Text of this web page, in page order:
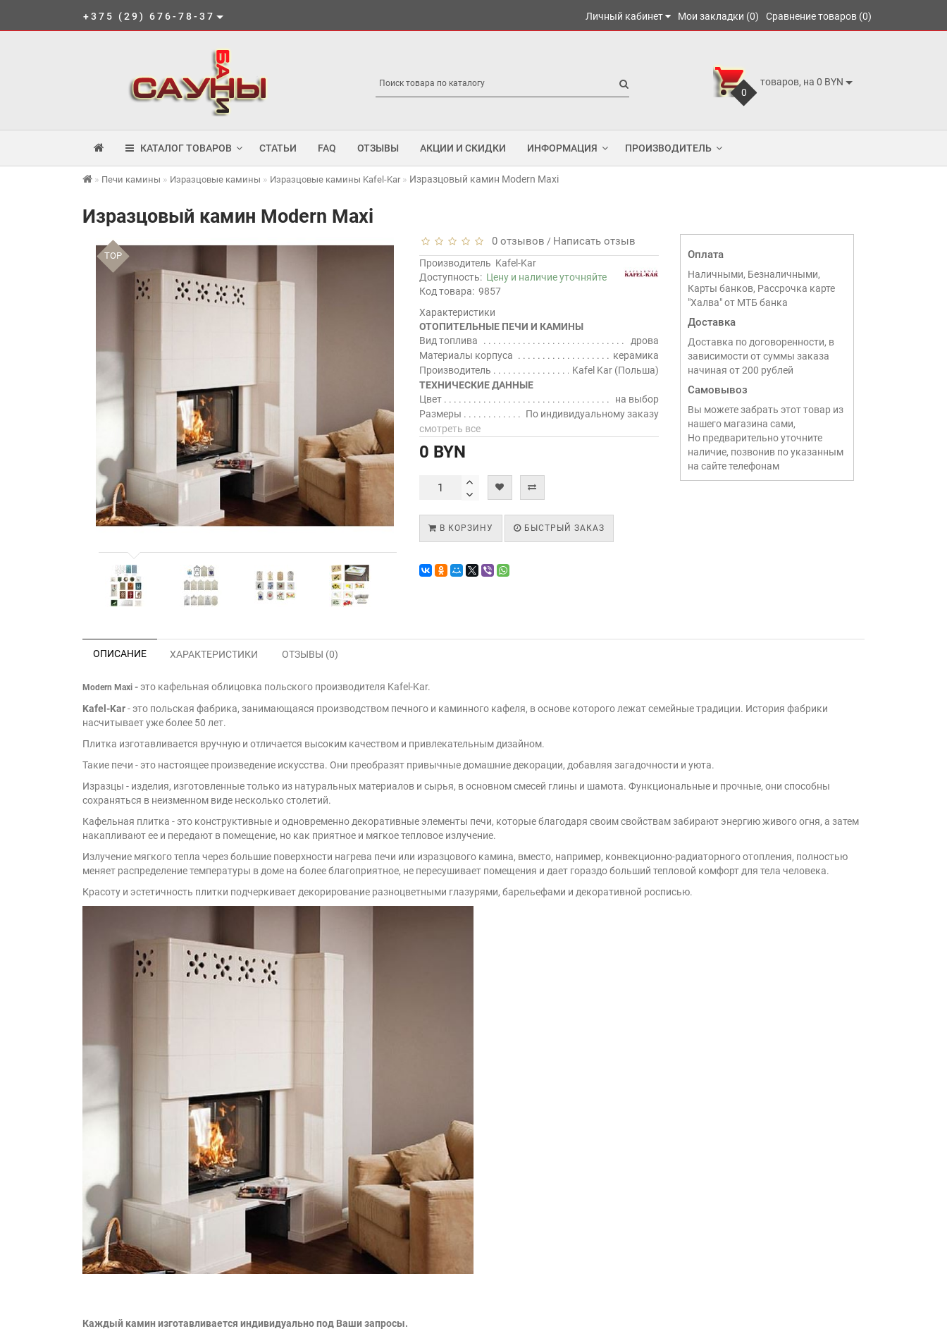
+375 (29) 676-78-37 Личный кабинет Мои закладки (0) Сравнение товаров (0)
0
товаров, на 0 BYN
КАТАЛОГ ТОВАРОВ СТАТЬИ FAQ ОТЗЫВЫ АКЦИИ И СКИДКИ ИНФОРМАЦИЯ ПРОИЗВОДИТЕЛЬ
Печи камины Изразцовые камины Изразцовые камины Kafel-Kar Изразцовый камин Modern Maxi
Изразцовый камин Modern Maxi
TOP
0 отзывов / Написать отзыв
Производитель Kafel-Kar
Доступность: Цену и наличие уточняйте
Код товара: 9857
Характеристики
ОТОПИТЕЛЬНЫЕ ПЕЧИ И КАМИНЫ
Вид топлива
дрова
Материалы корпуса
керамика
Производитель
Kafel Kar (Польша)
ТЕХНИЧЕСКИЕ ДАННЫЕ
Цвет
на выбор
Размеры
По индивидуальному заказу
смотреть все
0 BYN
В КОРЗИНУ БЫСТРЫЙ ЗАКАЗ
Оплата
Наличными, Безналичными,
Карты банков, Рассрочка карте
"Халва" от МТБ банка
Доставка
Доставка по договоренности, в
зависимости от суммы заказа
начиная от 200 рублей
Самовывоз
Вы можете забрать этот товар из
нашего магазина сами,
Но предварительно уточните
наличие, позвонив по указанным
на сайте телефонам
ОПИСАНИЕ ХАРАКТЕРИСТИКИ ОТЗЫВЫ (0)
Modern Maxi -это кафельная облицовка польского производителя Kafel-Kar.
Kafel-Kar- это польская фабрика, занимающаяся производством печного и каминного кафеля, в основе которого лежат семейные традиции. История фабрики
насчитывает уже более 50 лет.
Плитка изготавливается вручную и отличается высоким качеством и привлекательным дизайном.
Такие печи - это настоящее произведение искусства. Они преобразят привычные домашние декорации, добавляя загадочности и уюта.
Изразцы - изделия, изготовленные только из натуральных материалов и сырья, в основном смесей глины и шамота. Функциональные и прочные, они способны
сохраняться в неизменном виде несколько столетий.
Кафельная плитка - это конструктивные и одновременно декоративные элементы печи, которые благодаря своим свойствам забирают энергию живого огня, а затем
накапливают ее и передают в помещение, но как приятное и мягкое тепловое излучение.
Излучение мягкого тепла через большие поверхности нагрева печи или изразцового камина, вместо, например, конвекционно-радиаторного отопления, полностью
меняет распределение температуры в доме на более благоприятное, не пересушивает помещения и дает гораздо больший тепловой комфорт для тела человека.
Красоту и эстетичность плитки подчеркивает декорирование разноцветными глазурями, барельефами и декоративной росписью.
Каждый камин изготавливается индивидуально под Ваши запросы.